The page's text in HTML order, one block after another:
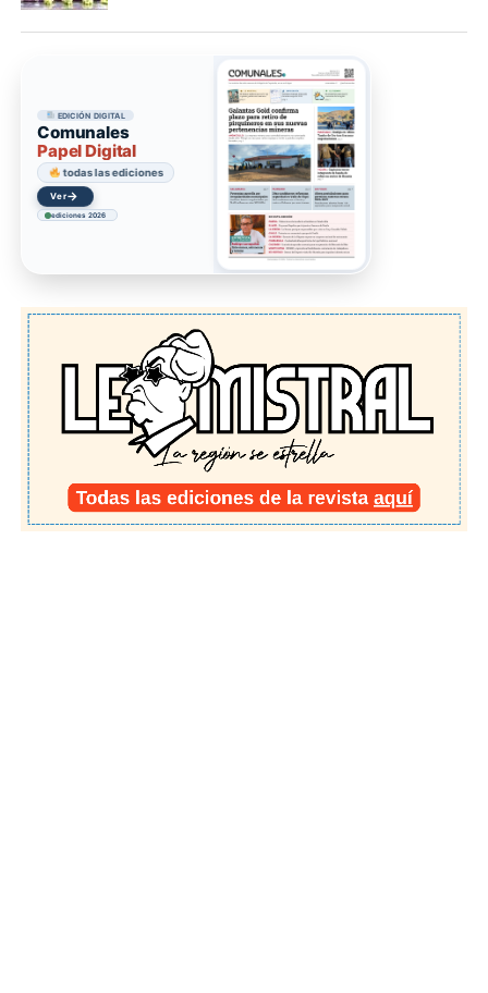
EDICIÓN DIGITAL
Comunales
Papel Digital
todas las ediciones
Ver→
ediciones 2026